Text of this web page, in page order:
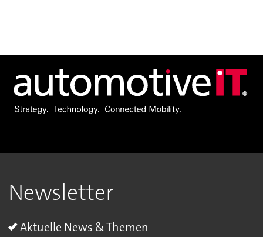
Newsletter
Aktuelle News & Themen